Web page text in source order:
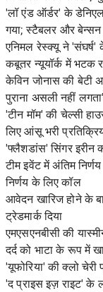
'लॉ एंड ऑर्डर' के
गया; स्टैबलर और बेन्सन
एनिमल रेस्क्यू ने 'संघर्ष'
कबूतर न्यूयॉर्क में भटक
केविन जोनास की बेटी
पुराना असली नहीं लगता'
'टीन मॉम' की चेल्सी
लिए आंसू भरी
'फ्लैशडांस' सिंगर इरीन
टीम इवेंट में अंतिम
निर्णय के लिए कॉल
आवेदन खारिज होने के
ट्रेडमार्क दिया
एमएसएनबीसी की
दर्द को भाटा के रूप में
'यूफोरिया' की क्लो
'द प्राइस इज़ राइट' के